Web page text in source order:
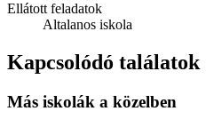
Ellátott feladatok
Altalanos iskola
Kapcsolódó találatok
Más iskolák a közelben